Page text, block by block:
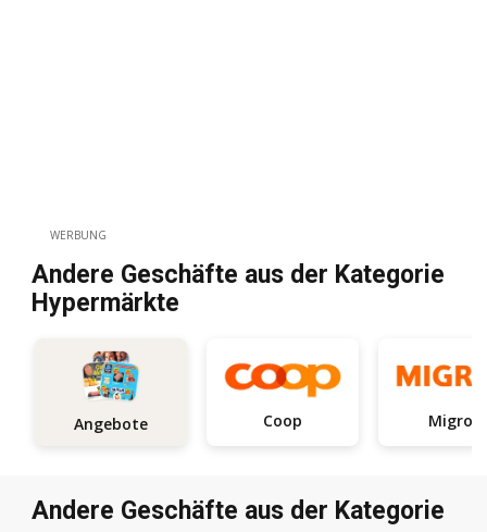
WERBUNG
Andere Geschäfte aus der Kategorie
Hypermärkte
Angebote Coop Migros
Andere Geschäfte aus der Kategorie